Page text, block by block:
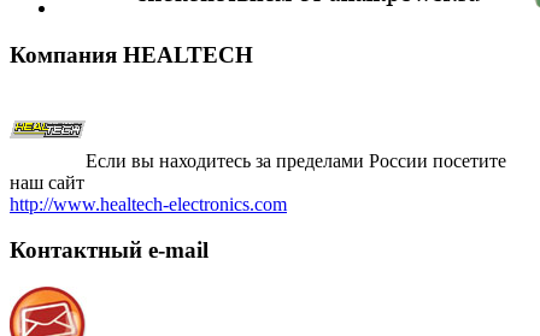
Компания HEALTECH
Если вы находитесь за пределами России посетите
наш сайт
http://www.healtech-electronics.com
Контактный e-mail